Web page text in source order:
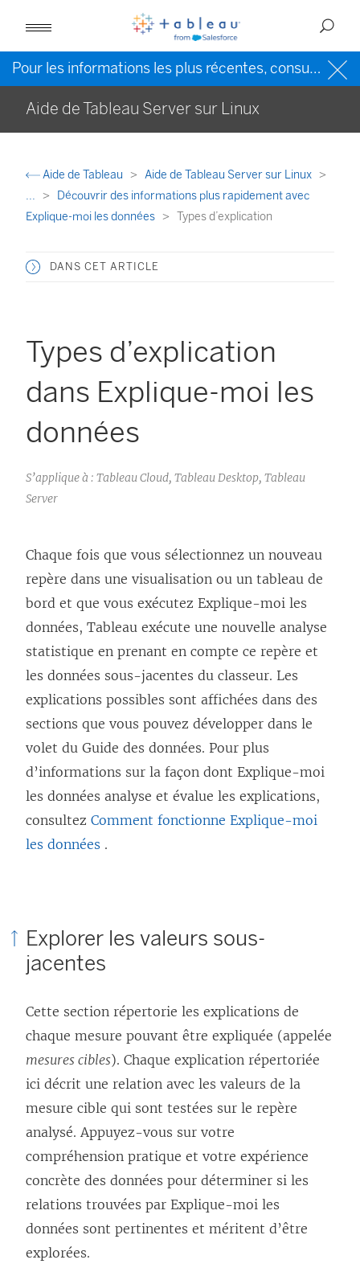
Pour les informations les plus récentes, consultez l’
Aide de Tableau Server sur Linux
Aide de Tableau
Aide de Tableau Server sur Linux
...
Découvrir des informations plus rapidement avec
Explique-moi les données
Types d’explication
DANS CET ARTICLE
Types d’explication
dans Explique-moi les
données
S’applique à : Tableau Cloud, Tableau Desktop, Tableau
Server
Chaque fois que vous sélectionnez un nouveau
repère dans une visualisation ou un tableau de
bord et que vous exécutez Explique-moi les
données, Tableau exécute une nouvelle analyse
statistique en prenant en compte ce repère et
les données sous-jacentes du classeur. Les
explications possibles sont affichées dans des
sections que vous pouvez développer dans le
volet du Guide des données. Pour plus
d’informations sur la façon dont Explique-moi
les données analyse et évalue les explications,
consultez Comment fonctionne Explique-moi
les données .
Explorer les valeurs sous-
jacentes
Cette section répertorie les explications de
chaque mesure pouvant être expliquée (appelée
mesures cibles). Chaque explication répertoriée
ici décrit une relation avec les valeurs de la
mesure cible qui sont testées sur le repère
analysé. Appuyez-vous sur votre
compréhension pratique et votre expérience
concrète des données pour déterminer si les
relations trouvées par Explique-moi les
données sont pertinentes et méritent d’être
explorées.